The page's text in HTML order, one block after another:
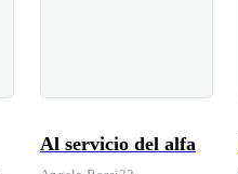
Al servicio del alfa